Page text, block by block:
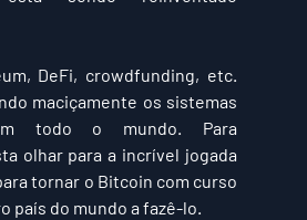
DeFi, crowdfunding, etc.
maciçamente os sistemas
todo o mundo. Para
olhar para a incrível jogada
tornar o Bitcoin com curso
país do mundo a fazê-lo.